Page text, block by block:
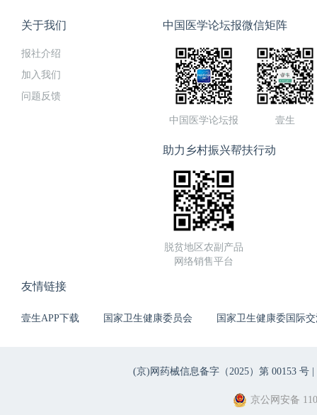
关于我们
报社介绍
加入我们
问题反馈
中国医学论坛报微信矩阵
中国医学论坛报 壹生
助力乡村振兴帮扶行动
脱贫地区农副产品
网络销售平台
友情链接
壹生APP下载 国家卫生健康委员会 国家卫生健康委国际
(京)网药械信息备字（2025）第 00153 号 |
京公网安备